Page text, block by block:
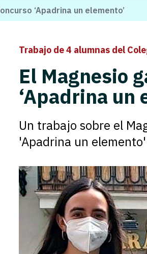
‘Apadrina un elemento’
Trabajo de 4 alumnas del
El Magnesio
‘Apadrina un
Un trabajo sobre el
'Apadrina un